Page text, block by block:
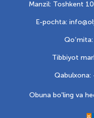
Manzil: Toshkent
E-pochta:
Tibbiyot
Obuna bo'ling va